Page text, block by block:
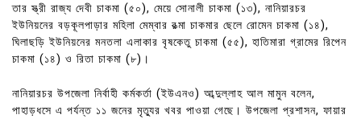
তার স্ত্রী রাজ্য দেবী চাকমা (৫০), মেয়ে সোনালী চাকমা (১৩), নানিয়ারচর
ইউনিয়নের বড়কূলপাড়ার মহিলা মেম্বার রত্মা চাকমার ছেলে রোমেন চাকমা (১৪),
ঘিলাছড়ি ইউনিয়নের মনতলা এলাকার বৃষকেতু চাকমা (৫৫), হাতিমারা গ্রামের রিপেন
চাকমা (১৪) ও রিতা চাকমা (৮)।
নানিয়ারচর উপজেলা নির্বাহী কর্মকর্তা (ইউএনও) আব্দুল্লাহ আল মামুন বলেন,
পাহাড়ধসে এ পর্যন্ত ১১ জনের মৃত্যুর খবর পাওয়া গেছে। উপজেলা প্রশাসন, ফায়ার